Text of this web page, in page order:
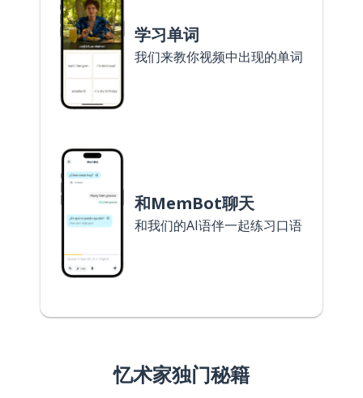
学习单词
我们来教你视频中出现的单词
和MemBot聊天
和我们的AI语伴一起练习口语
忆术家独门秘籍